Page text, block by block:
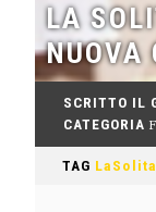
LA
SCRITTO IL
CATEGORIA
TAG